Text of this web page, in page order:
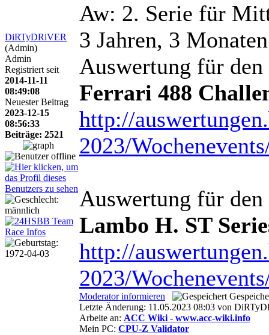
DiRTyDRiVER
(Admin)
Admin
Registriert seit
2014-11-11
08:49:08
Neuester Beitrag
2023-12-15
08:56:33
Beiträge: 2521
Aw: 2. Serie für
3 Jahren, 3 Monaten
Auswertung für den
Ferrari 488
http://
2023/
Auswertung für den
Lambo H. ST
http://
2023/
Moderator informieren
Letzte Änderung: 11.05.2023 08:03 von
Arbeite an: ACC Wiki - www.acc-wiki.info
Mein PC: CPU-Z Validator